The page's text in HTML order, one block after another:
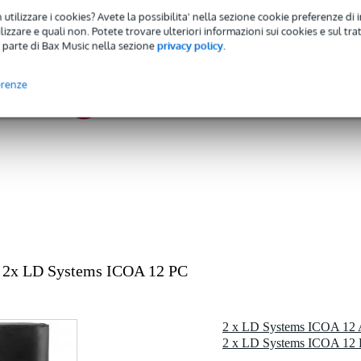
utilizzare i cookies? Avete la possibilita' nella sezione cookie preferenze di
e quali non. Potete trovare ulteriori informazioni sui cookies e sul
di Bax Music nella sezioneprivacy policy.
x 35,5 x 13,0 cm
LD Systems ICOA 12 PC